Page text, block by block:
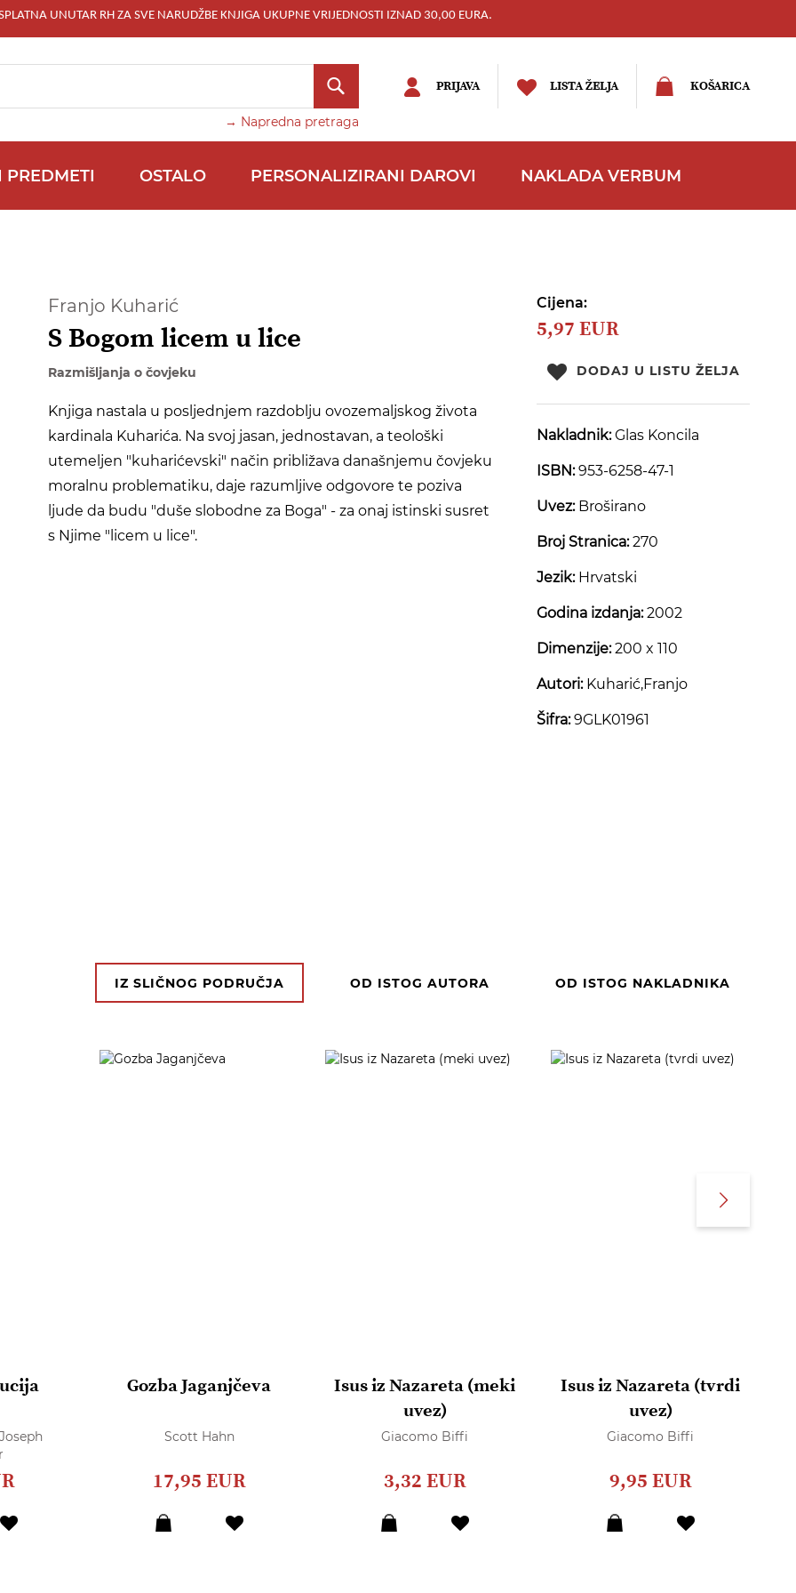
UNUTAR RH ZA SVE NARUDŽBE KNJIGA UKUPNE VRIJEDNOSTI IZNAD 30,00 EURA.
KOŠARICA
LISTA ŽELJA
→ Napredna pretraga
TRAŽI
PRIJAVA
PREDMETI OSTALO PERSONALIZIRANI DAROVI NAKLADA VERBUM
Cijena:
5,97 EUR
DODAJ U LISTU ŽELJA
Nakladnik: Glas Koncila
ISBN:953-6258-47-1
Uvez:Broširano
Broj Stranica:270
Jezik:Hrvatski
Godina izdanja:2002
Dimenzije:200 x 110
Autori:Kuharić,Franjo
Šifra:9GLK01961
Franjo Kuharić
S Bogom licem u lice
Razmišljanja o čovjeku
Knjiga nastala u posljednjem razdoblju ovozemaljskog života
kardinala Kuharića. Na svoj jasan, jednostavan, a teološki
utemeljen "kuharićevski" način približava današnjemu čovjeku
moralnu problematiku, daje razumljive odgovore te poziva
ljude da budu "duše slobodne za Boga" - za onaj istinski susret
s Njime "licem u lice".
IZ SLIČNOG PODRUČJA OD ISTOG AUTORA OD ISTOG NAKLADNIKA
Gozba Jaganjčeva
Scott Hahn
17,95 EUR
Isus iz Nazareta (meki
uvez)
Giacomo Biffi
3,32 EUR
Isus iz Nazareta (tvrdi
uvez)
Giacomo Biffi
9,95 EUR